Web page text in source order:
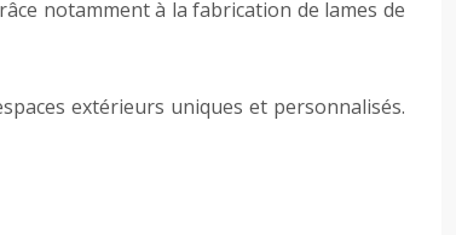
notamment à la fabrication de lames de
extérieurs uniques et personnalisés.